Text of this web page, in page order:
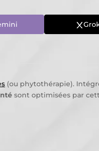
(ou phytothérapie).
sont optimisées par